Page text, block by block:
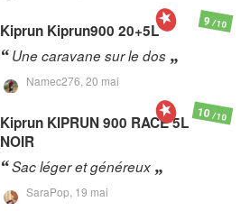
Kiprun Kiprun900 20+5L
Une caravane sur le dos
Namec276, 20 mai
9/10
Kiprun KIPRUN 900 RACE 5L
NOIR
Sac léger et généreux
SaraPop, 19 mai
10/10